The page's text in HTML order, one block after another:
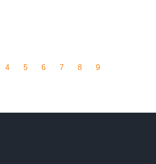
4 5 6 7 8 9